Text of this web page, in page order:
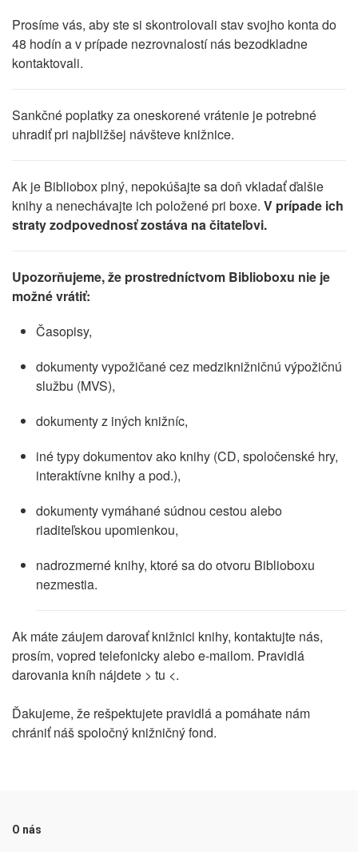
Prosíme vás, aby ste si skontrolovali stav svojho konta do
48 hodín a v prípade nezrovnalostí nás bezodkladne
kontaktovali.
Sankčné poplatky za oneskorené vrátenie je potrebné
uhradiť pri najbližšej návšteve knižnice.
Ak je Bibliobox plný, nepokúšajte sa doň vkladať ďalšie
knihy a nenechávajte ich položené pri boxe. V prípade ich
straty zodpovednosť zostáva na čitateľovi.
Upozorňujeme, že prostredníctvom Biblioboxu nie je
možné vrátiť:
Časopisy,
dokumenty vypožičané cez medziknižničnú výpožičnú
službu (MVS),
dokumenty z iných knižníc,
iné typy dokumentov ako knihy (CD, spoločenské hry,
interaktívne knihy a pod.),
dokumenty vymáhané súdnou cestou alebo
riaditeľskou upomienkou,
nadrozmerné knihy, ktoré sa do otvoru Biblioboxu
nezmestia.
Ak máte záujem darovať knižnici knihy, kontaktujte nás,
prosím, vopred telefonicky alebo e-mailom. Pravidlá
darovania kníh nájdete > tu <.
Ďakujeme, že rešpektujete pravidlá a pomáhate nám
chrániť náš spoločný knižničný fond.
O nás